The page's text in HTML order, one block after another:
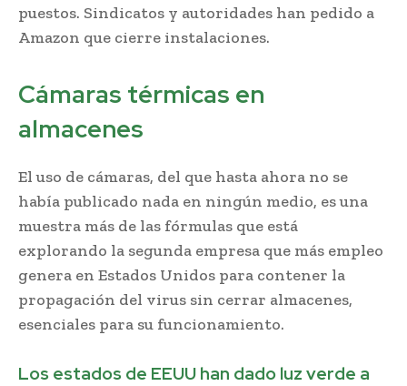
puestos. Sindicatos y autoridades han pedido a
Amazon que cierre instalaciones.
Cámaras térmicas en
almacenes
El uso de cámaras, del que hasta ahora no se
había publicado nada en ningún medio, es una
muestra más de las fórmulas que está
explorando la segunda empresa que más empleo
genera en Estados Unidos para contener la
propagación del virus sin cerrar almacenes,
esenciales para su funcionamiento.
Los estados de EEUU han dado luz verde a